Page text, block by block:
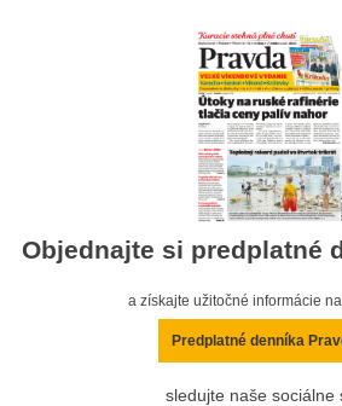
Objednajte si predplatné
a získajte užitočné informácie
Predplatné denníka
sledujte naše sociálne